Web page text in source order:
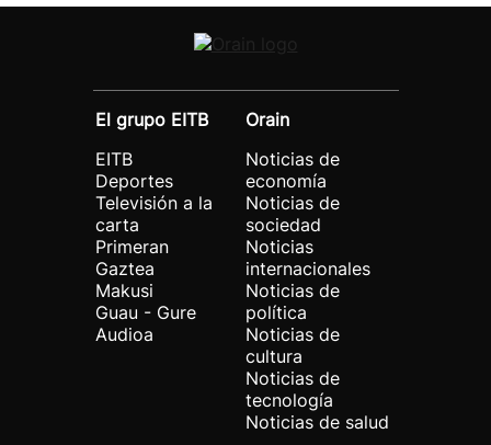
El grupo EITB
EITB
Deportes
Televisión a la
carta
Primeran
Gaztea
Makusi
Guau - Gure
Audioa
Orain
Noticias de
economía
Noticias de
sociedad
Noticias
internacionales
Noticias de
política
Noticias de
cultura
Noticias de
tecnología
Noticias de salud